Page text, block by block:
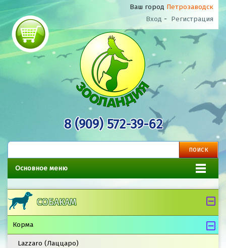
Ваш город Петрозаводск
Вход - Регистрация
8 (909) 572-39-62
Основное меню
СОБАКАМ
Корма
Lazzaro (Лаццаро)